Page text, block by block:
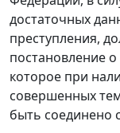
достаточных
преступления,
постановление
которое при
совершенных
быть соединено